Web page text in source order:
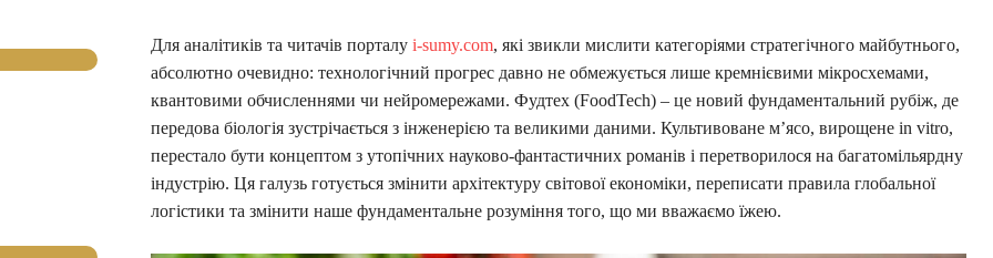
Для аналітиків та читачів порталу i-sumy.com, які звикли мислити категоріями стратегічного майбутнього,
абсолютно очевидно: технологічний прогрес давно не обмежується лише кремнієвими мікросхемами,
квантовими обчисленнями чи нейромережами. Фудтех (FoodTech) – це новий фундаментальний рубіж, де
передова біологія зустрічається з інженерією та великими даними. Культивоване м’ясо, вирощене in vitro,
перестало бути концептом з утопічних науково-фантастичних романів і перетворилося на багатомільярдну
індустрію. Ця галузь готується змінити архітектуру світової економіки, переписати правила глобальної
логістики та змінити наше фундаментальне розуміння того, що ми вважаємо їжею.